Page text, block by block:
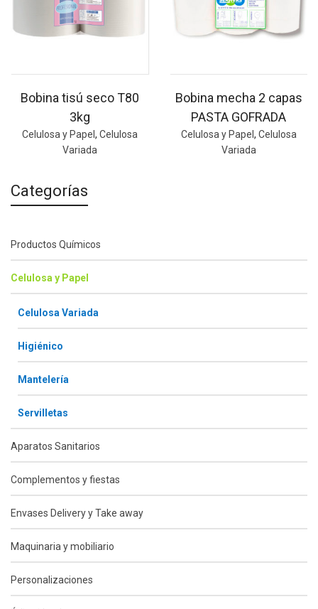
Bobina tisú seco T80
3kg
Celulosa y Papel , Celulosa
Variada
Bobina mecha 2 capas
PASTA GOFRADA
Celulosa y Papel , Celulosa
Variada
Categorías
Productos Químicos
Celulosa y Papel
Celulosa Variada
Higiénico
Mantelería
Servilletas
Aparatos Sanitarios
Complementos y fiestas
Envases Delivery y Take away
Maquinaria y mobiliario
Personalizaciones